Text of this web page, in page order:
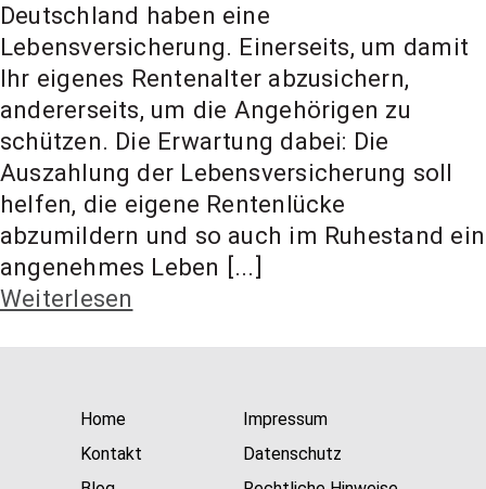
t Coach,
Anlageber
atung
Deutschland haben eine
Lebensversicherung. Einerseits, um damit
Ihr eigenes Rentenalter abzusichern,
andererseits, um die Angehörigen zu
schützen. Die Erwartung dabei: Die
Auszahlung der Lebensversicherung soll
helfen, die eigene Rentenlücke
abzumildern und so auch im Ruhestand ein
angenehmes Leben [...]
Weiterlesen
Home
Kontakt
Impressum
Datenschutz